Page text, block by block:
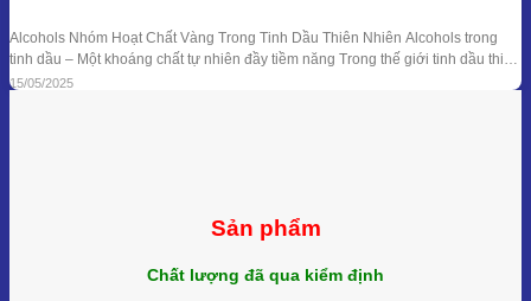
Alcohols Nhóm Hoạt Chất Vàng Trong Tinh Dầu Thiên Nhiên Alcohols trong
tinh dầu – Một khoáng chất tự nhiên đầy tiềm năng Trong thế giới tinh dầu thiên
nhiên, mỗi giọt nhỏ bé lại ẩn chứa hàng trăm hợp chất hóa học với công dụng
15/05/2025
Sản phẩm
Chất lượng đã qua kiểm định